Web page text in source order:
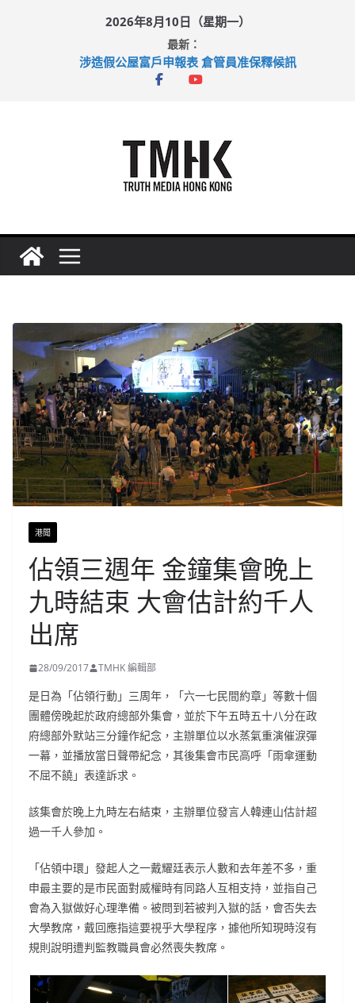
2026年8月10日（星期一）
最新：
涉造假公屋富戶申報表 倉管員准保釋候訊
港聞
佔領三週年 金鐘集會晚上
九時結束 大會估計約千人
出席
28/09/2017 TMHK 編輯部
是日為「佔領行動」三周年，「六一七民間約章」等數十個
團體傍晚起於政府總部外集會，並於下午五時五十八分在政
府總部外默站三分鐘作紀念，主辦單位以水蒸氣重演催淚彈
一幕，並播放當日聲帶紀念，其後集會市民高呼「雨傘運動
不屈不饒」表達訴求。
該集會於晚上九時左右結束，主辦單位發言人韓連山估計超
過一千人參加。
「佔領中環」發起人之一戴耀廷表示人數和去年差不多，重
申最主要的是市民面對威權時有同路人互相支持，並指自己
會為入獄做好心理準備。被問到若被判入獄的話，會否失去
大學教席，戴回應指這要視乎大學程序，據他所知現時沒有
規則說明遭判監教職員會必然喪失教席。